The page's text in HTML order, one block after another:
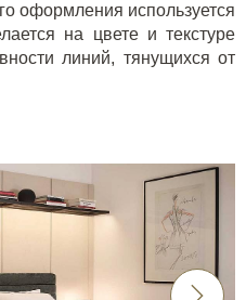
оформления используется
на цвете и текстуре
линий, тянущихся от